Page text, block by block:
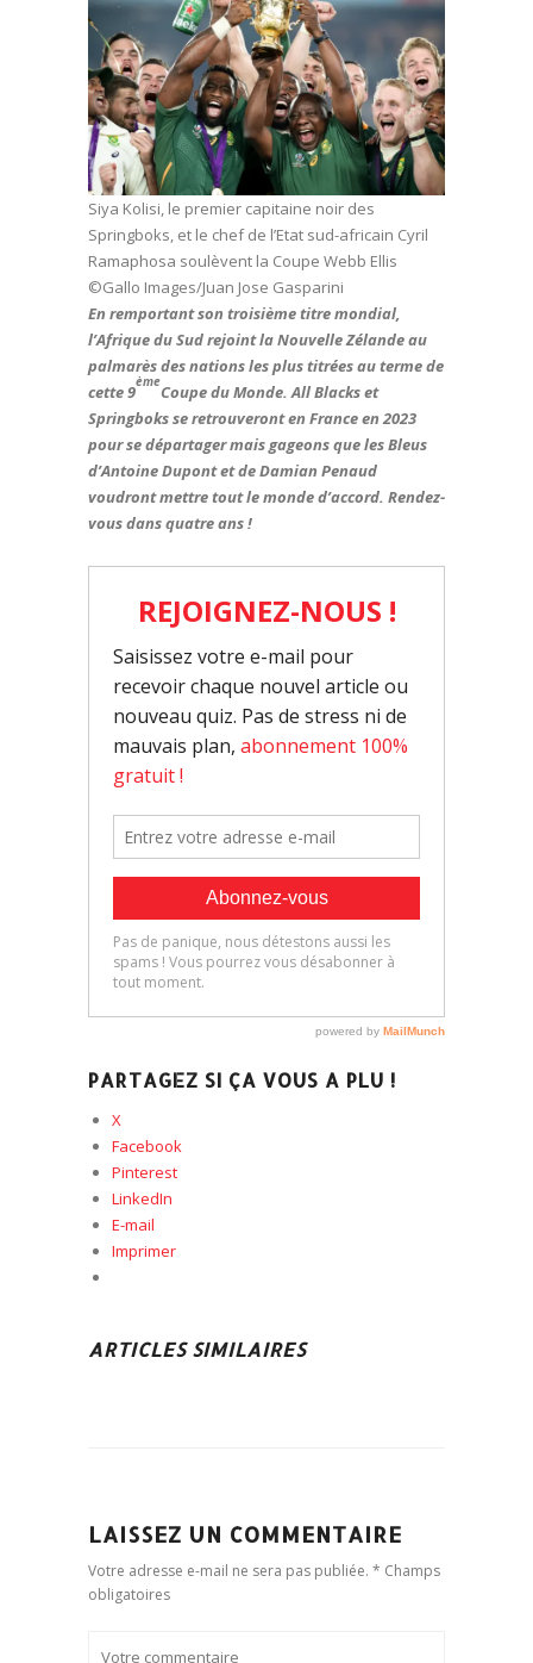
Siya Kolisi, le premier capitaine noir des
Springboks, et le chef de l’Etat sud-africain Cyril
Ramaphosa soulèvent la Coupe Webb Ellis
©Gallo Images/Juan Jose Gasparini
En remportant son troisième titre mondial,
l’Afrique du Sud rejoint la Nouvelle Zélande au
palmarès des nations les plus titrées au terme de
cette 9
ème
Coupe du Monde. All Blacks et
Springboks se retrouveront en France en 2023
pour se départager mais gageons que les Bleus
d’Antoine Dupont et de Damian Penaud
voudront mettre tout le monde d’accord. Rendez-
vous dans quatre ans !
PARTAGEZ SI ÇA VOUS A PLU !
X
Facebook
Pinterest
LinkedIn
E-mail
Imprimer
ARTICLES SIMILAIRES
LAISSEZ UN COMMENTAIRE
Votre adresse e-mail ne sera pas publiée. * Champs
obligatoires